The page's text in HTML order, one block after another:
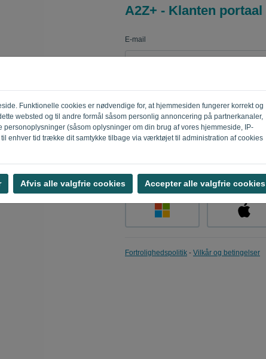
Funktionelle cookies er nødvendige for, at hjemmesiden fungerer korrekt og
websted og til andre formål såsom personlig annoncering på partnerkanaler,
(såsom oplysninger om din brug af vores hjemmeside, IP-
til enhver tid trække dit samtykke tilbage via værktøjet til administration af cookies
Afvis alle valgfrie cookies Accepter alle valgfrie cookies
A2Z+ - Klanten portaal
E-mail
Mind mig
Fortrolighedspolitik - Vilkår og betingelser